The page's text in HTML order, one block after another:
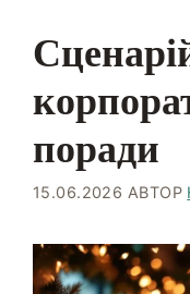
поради
15.06.2026 АВТОР